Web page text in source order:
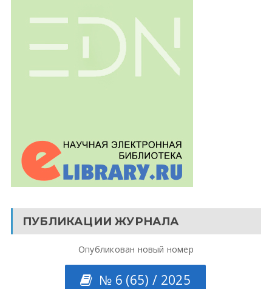
ПУБЛИКАЦИИ ЖУРНАЛА
Опубликован новый номер
№ 6 (65) / 2025